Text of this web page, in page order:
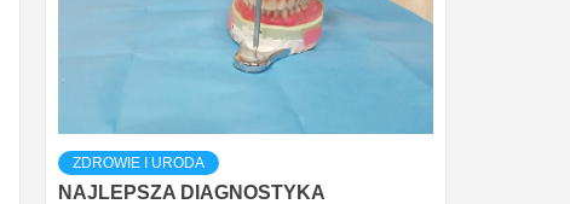
ZDROWIE I URODA
NAJLEPSZA DIAGNOSTYKA